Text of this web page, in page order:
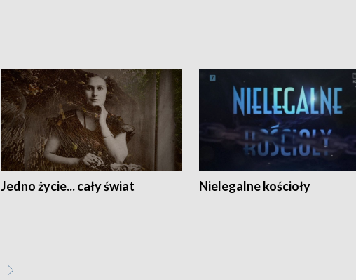
Jedno życie... cały świat Nielegalne kościoły